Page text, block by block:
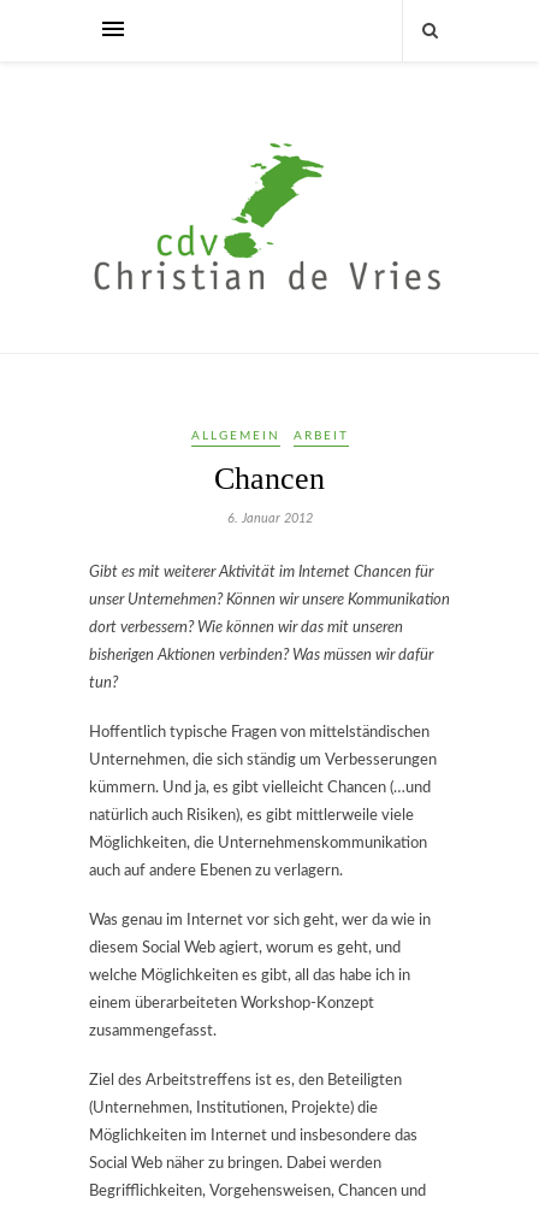
ALLGEMEIN ARBEIT
Chancen
6. Januar 2012
Gibt es mit weiterer Aktivität im Internet Chancen für
unser Unternehmen? Können wir unsere Kommunikation
dort verbessern? Wie können wir das mit unseren
bisherigen Aktionen verbinden? Was müssen wir dafür
tun?
Hoffentlich typische Fragen von mittelständischen
Unternehmen, die sich ständig um Verbesserungen
kümmern. Und ja, es gibt vielleicht Chancen (…und
natürlich auch Risiken), es gibt mittlerweile viele
Möglichkeiten, die Unternehmenskommunikation
auch auf andere Ebenen zu verlagern.
Was genau im Internet vor sich geht, wer da wie in
diesem Social Web agiert, worum es geht, und
welche Möglichkeiten es gibt, all das habe ich in
einem überarbeiteten Workshop-Konzept
zusammengefasst.
Ziel des Arbeitstreffens ist es, den Beteiligten
(Unternehmen, Institutionen, Projekte) die
Möglichkeiten im Internet und insbesondere das
Social Web näher zu bringen. Dabei werden
Begrifflichkeiten, Vorgehensweisen, Chancen und